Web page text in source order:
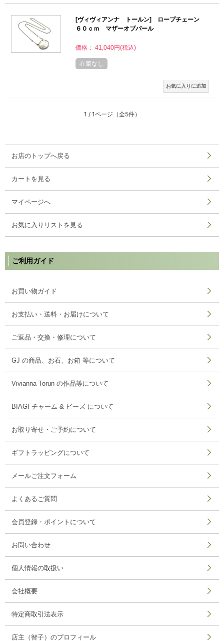
[ヴィヴィアンナ トールン] ロープチェーン
６０ｃｍ マザーオブパール
価格： 41,040円(税込)
在庫なし
1 / 1ページ （全5件）
お店のトップへ戻る
カートを見る
マイページへ
お気に入りリストを見る
ご利用ガイド
お買い物ガイド
お支払い・送料・お届けについて
ご返品・交換・修理について
GJ の商品、お石、お箱 等について
Vivianna Torun の作品等について
BIAGI チャーム & ビーズ について
お取り寄せ・ご予約について
ギフトラッピングについて
メールご注文フォーム
よくあるご質問
会員登録・ポイントについて
お問い合わせ
個人情報の取扱い
会社概要
特定商取引法表示
店主（智子）のプロフィール